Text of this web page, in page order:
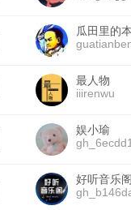
瓜田里的
最人物
iiirenwu
娱小瑜
好听音乐